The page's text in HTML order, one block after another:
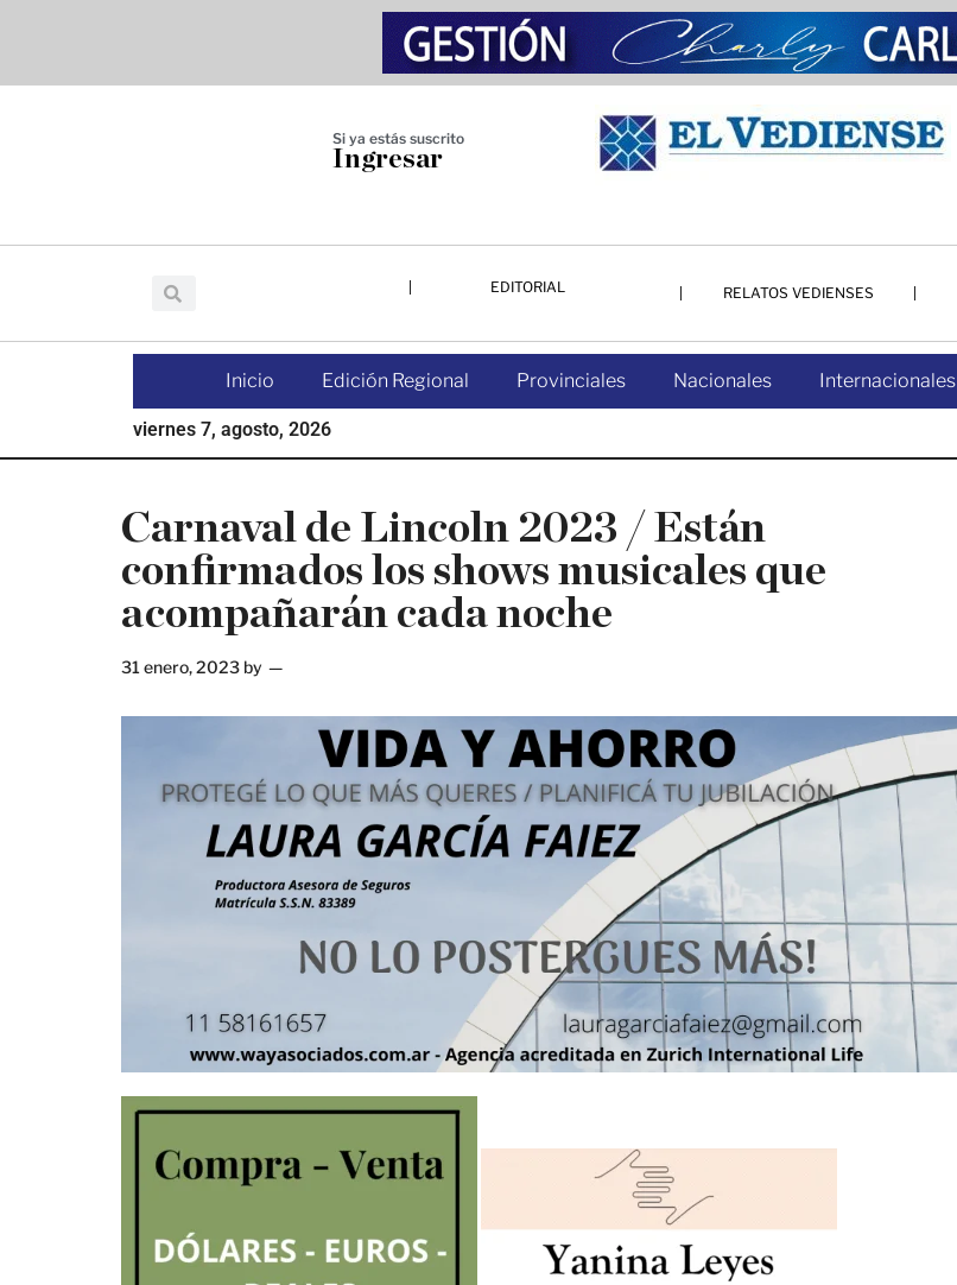
Si ya estás suscrito
Ingresar
EDITORIAL RELATOS VEDIENSES
Inicio Edición Regional Provinciales Nacionales Internacionales
viernes 7, agosto, 2026
Carnaval de Lincoln 2023 / Están
confirmados los shows musicales que
acompañarán cada noche
31 enero, 2023 by